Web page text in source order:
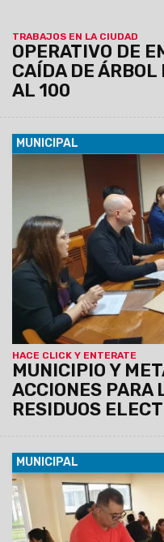
TRABAJOS EN LA CIUDAD
OPERATIVO DE
CAÍDA DE
AL 100
MUNICIPAL
HACE CLICK Y ENTERATE
MUNICIPIO Y
ACCIONES PARA
RESIDUOS
05/03/2024
Mediante
se estableció, además, la
levantamiento de autos,
padrinazgo de espacios
MUNICIPAL
05/03/2024 El taller se
con el fin de elaborar
escolar. Algunos
dedicarán al rubro.